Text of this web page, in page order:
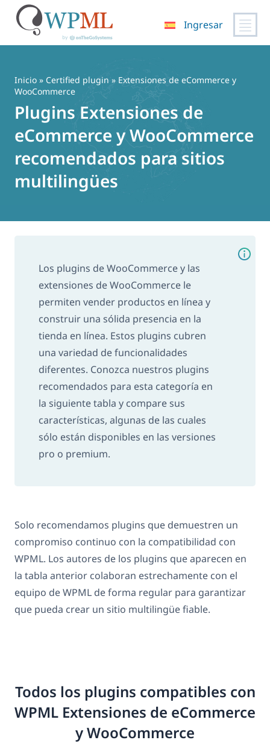
contenido
Ingresar
Inicio » Certified plugin » Extensiones de eCommerce y
WooCommerce
Plugins Extensiones de
eCommerce y WooCommerce
recomendados para sitios
multilingües
Los plugins de WooCommerce y las
extensiones de WooCommerce le
permiten vender productos en línea y
construir una sólida presencia en la
tienda en línea. Estos plugins cubren
una variedad de funcionalidades
diferentes. Conozca nuestros plugins
recomendados para esta categoría en
la siguiente tabla y compare sus
características, algunas de las cuales
sólo están disponibles en las versiones
pro o premium.
Solo recomendamos plugins que demuestren un
compromiso continuo con la compatibilidad con
WPML. Los autores de los plugins que aparecen en
la tabla anterior colaboran estrechamente con el
equipo de WPML de forma regular para garantizar
que pueda crear un sitio multilingüe fiable.
Todos los plugins compatibles con
WPML Extensiones de eCommerce
y WooCommerce